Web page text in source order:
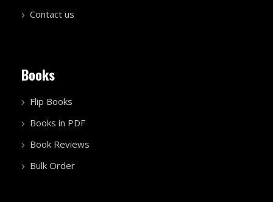
Contact us
Books
Flip Books
Books in PDF
Book Reviews
Bulk Order